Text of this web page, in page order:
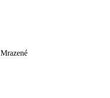
Mrazené